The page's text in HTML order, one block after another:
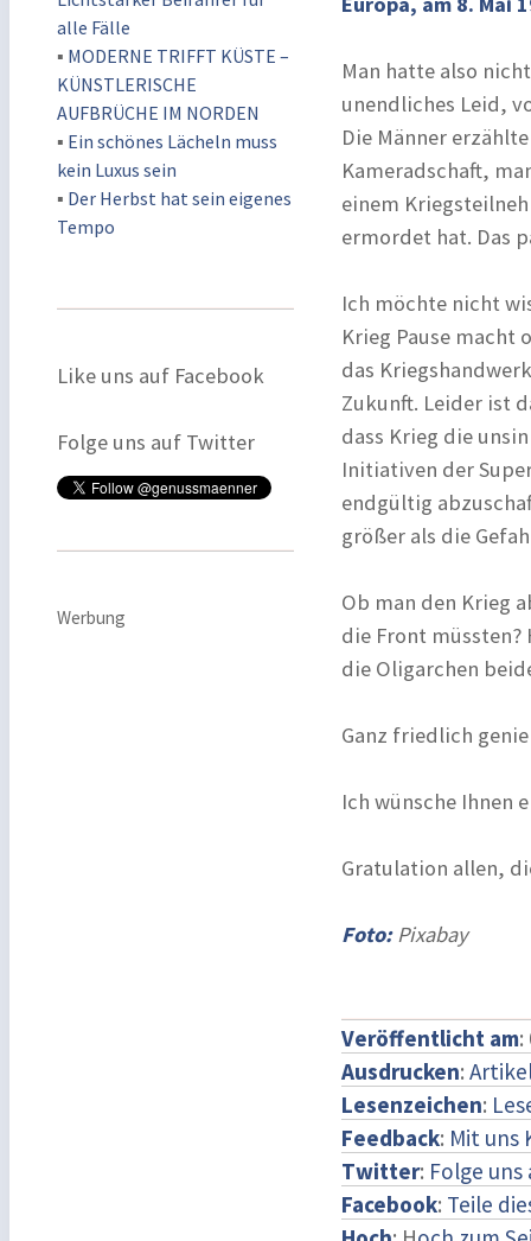
alle Fälle
▪ MODERNE TRIFFT KÜSTE –
KÜNSTLERISCHE
AUFBRÜCHE IM NORDEN
▪ Ein schönes Lächeln muss
kein Luxus sein
▪ Der Herbst hat sein eigenes
Tempo
Like uns auf Facebook
Folge uns auf Twitter
Werbung
Man hatte also
unendliches Leid,
Die Männer
Kameradschaft,
einem
ermordet hat. Das
Ich möchte nicht
Krieg Pause macht
das
Zukunft. Leider ist
dass Krieg die
Initiativen der
endgültig
größer als die
Ob man den Krieg
die Front müssten?
die Oligarchen
Ganz friedlich
Ich wünsche Ihnen
Gratulation allen,
Foto:Pixabay
Veröffentlicht am:
Ausdrucken:
Lesenzeichen:
Feedback: Mit uns
Twitter: Folge
Facebook: Teile